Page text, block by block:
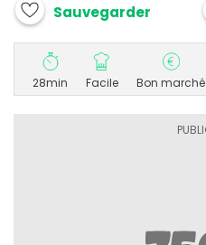
Sauvegarder
28min Facile Bon marché